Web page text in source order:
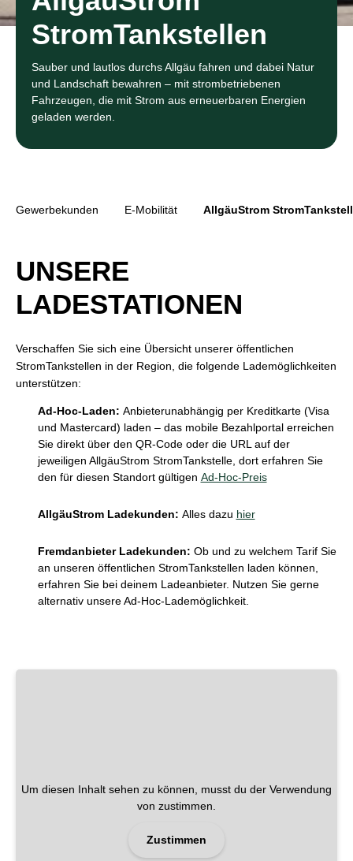
StromTankstellen
Sauber und lautlos durchs Allgäu fahren und dabei Natur
und Landschaft bewahren – mit strombetriebenen
Fahrzeugen, die mit Strom aus erneuerbaren Energien
geladen werden.
Gewerbekunden E-Mobilität AllgäuStrom
UNSERE
LADESTATIONEN
Verschaffen Sie sich eine Übersicht unserer öffentlichen
StromTankstellen in der Region, die folgende Lademöglichkeiten
unterstützen:
Ad-Hoc-Laden: Anbieterunabhängig per Kreditkarte (Visa
und Mastercard) laden – das mobile Bezahlportal erreichen
Sie direkt über den QR-Code oder die URL auf der
jeweiligen AllgäuStrom StromTankstelle, dort erfahren Sie
den für diesen Standort gültigen Ad-Hoc-Preis
AllgäuStrom Ladekunden: Alles dazu hier
Fremdanbieter Ladekunden: Ob und zu welchem Tarif Sie
an unseren öffentlichen StromTankstellen laden können,
erfahren Sie bei deinem Ladeanbieter. Nutzen Sie gerne
alternativ unsere Ad-Hoc-Lademöglichkeit.
Um diesen Inhalt sehen zu können, musst du der Verwendung
von zustimmen.
Zustimmen